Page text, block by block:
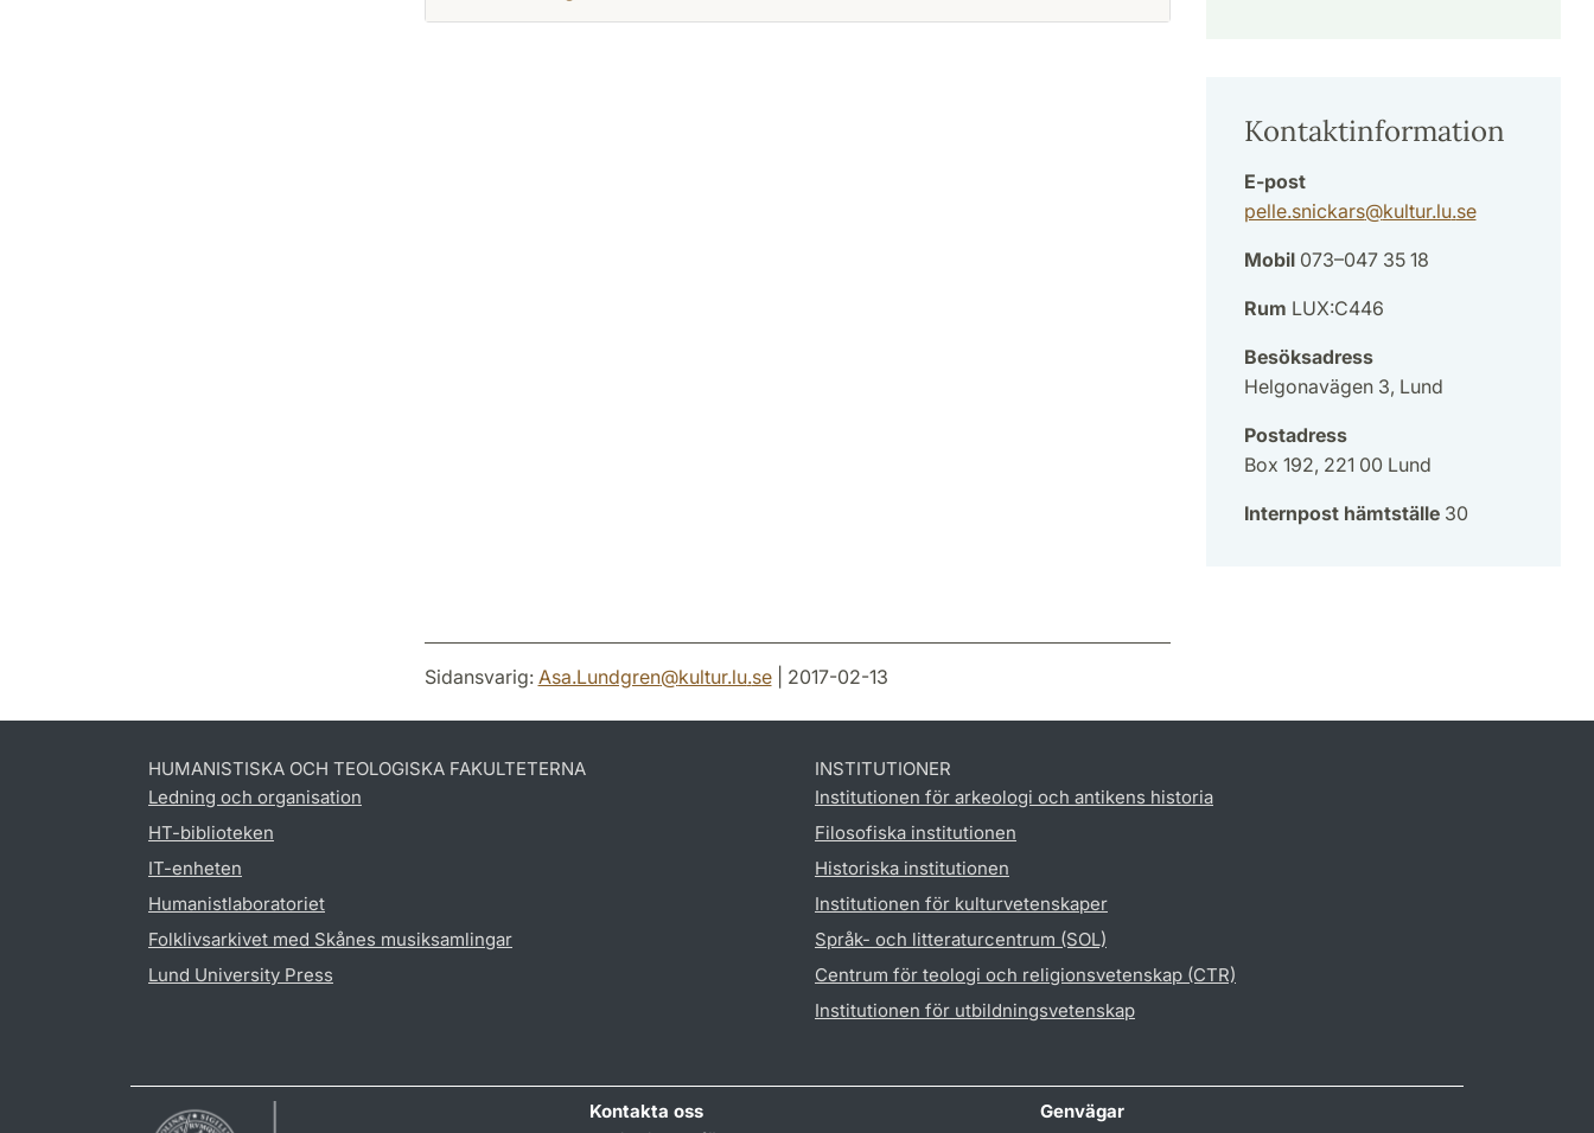
Kontaktinformation
E-post
pelle.snickars@kultur.lu.se
Mobil073–047 35 18
Rum LUX:C446
Besöksadress
Helgonavägen 3, Lund
Postadress
Box 192, 221 00 Lund
Internpost hämtställe30
Sidansvarig: Asa.Lundgren@kultur.lu.se| 2017-02-13
HUMANISTISKA OCH TEOLOGISKA FAKULTETERNA
Ledning och organisation
HT-biblioteken
IT-enheten
Humanistlaboratoriet
Folklivsarkivet med Skånes musiksamlingar
Lund University Press
INSTITUTIONER
Institutionen för arkeologi och antikens historia
Filosofiska institutionen
Historiska institutionen
Institutionen för kulturvetenskaper
Språk- och litteraturcentrum (SOL)
Centrum för teologi och religionsvetenskap (CTR)
Institutionen för utbildningsvetenskap
Kontakta oss
Genvägar